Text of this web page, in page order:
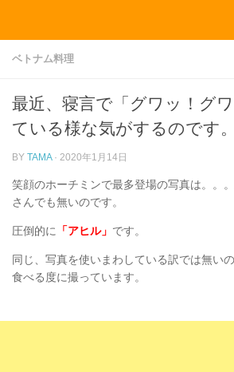
ベトナム料理
最近、寝言で「グワッ！グ
ている様な気がするのです。
BY TAMA · 2020年1月14日
笑顔のホーチミンで最多登場の写真は。。
さんでも無いのです。
圧倒的に 「アヒル」 です。
同じ、写真を使いまわしている訳では無いの
食べる度に撮っています。